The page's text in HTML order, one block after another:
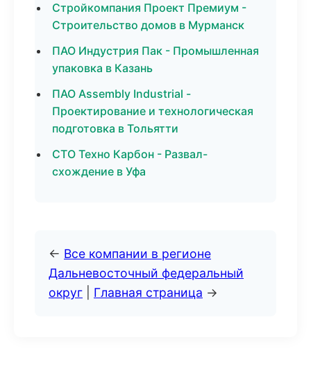
Стройкомпания Проект Премиум -
Строительство домов в Мурманск
ПАО Индустрия Пак - Промышленная
упаковка в Казань
ПАО Assembly Industrial -
Проектирование и технологическая
подготовка в Тольятти
СТО Техно Карбон - Развал-
схождение в Уфа
← Все компании в регионе
Дальневосточный федеральный
округ
Главная страница →